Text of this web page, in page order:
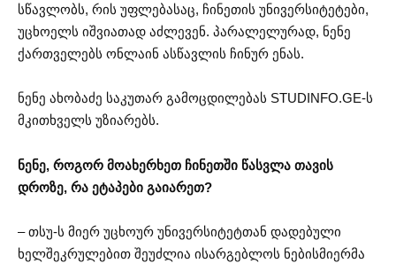
სწავლობს, რის უფლებასაც, ჩინეთის უნივერსიტეტები,
უცხოელს იშვიათად აძლევენ. პარალელურად, ნენე
ქართველებს ონლაინ ასწავლის ჩინურ ენას.
ნენე ახობაძე საკუთარ გამოცდილებას STUDINFO.GE-ს
მკითხველს უზიარებს.
ნენე, როგორ მოახერხეთ ჩინეთში წასვლა თავის
დროზე, რა ეტაპები გაიარეთ?
– თსუ-ს მიერ უცხოურ უნივერსიტეტთან დადებული
ხელშეკრულებით შეუძლია ისარგებლოს ნებისმიერმა